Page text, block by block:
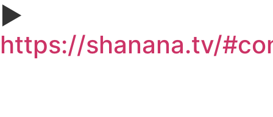
▶︎
https://shanana.tv/